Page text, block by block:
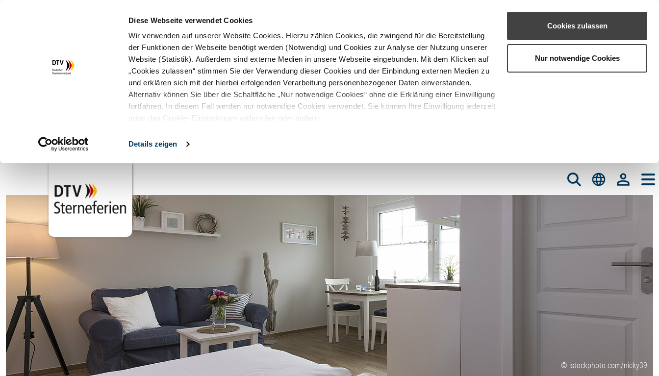
Diese Webseite verwendet Cookies
Wir verwenden auf unserer Website Cookies. Hierzu zählen Cookies, die zwingend für die Bereitstellung
der Funktionen der Webseite benötigt werden (Notwendig) und Cookies zur Analyse der Nutzung unserer
Website (Statistik). Außerdem sind externe Medien in unsere Webseite eingebunden. Mit dem Klicken auf
„Cookies zulassen“ stimmen Sie der Verwendung dieser Cookies und der Einbindung externen Medien zu
und erklären sich mit der hierbei erfolgenden Verarbeitung personenbezogener Daten einverstanden.
Alternativ können Sie über die Schaltfläche „Nur notwendige Cookies“ ohne die Erklärung einer Einwilligung
fortfahren. In diesem Fall werden nur notwendige Cookies verwendet. Sie können Ihre Einwilligung jederzeit
unter den Cookie- Einstellungen widerrufen oder ändern.
Details zeigen
Cookies zulassen
Nur notwendige Cookies
© istockphoto.com/nicky39